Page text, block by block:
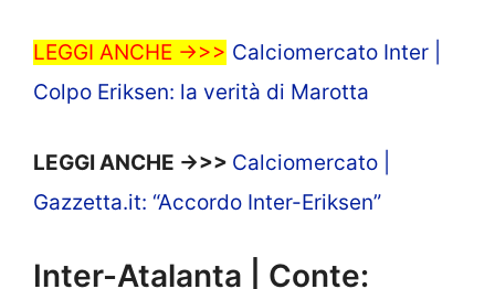
LEGGI ANCHE ->>> Calciomercato Inter |
Colpo Eriksen: la verità di Marotta
LEGGI ANCHE ->>> Calciomercato |
Gazzetta.it: “Accordo Inter-Eriksen”
Inter-Atalanta | Conte: